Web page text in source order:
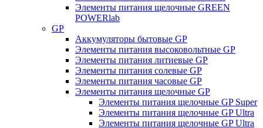
Элементы питания щелочные GREEN
POWERlab
GP
Аккумуляторы бытовые GP
Элементы питания высоковольтные GP
Элементы питания литиевые GP
Элементы питания солевые GP
Элементы питания часовые GP
Элементы питания щелочные GP
Элементы питания щелочные GP Super
Элементы питания щелочные GP Ultra
Элементы питания щелочные GP Ultra